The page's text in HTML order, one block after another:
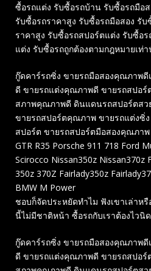
ซื้อรถแต่ง รับซื้อรถบ้าน รับซื้อรถมือ
รับซื้อรถราคาสูง รับซื้อรถมือสอง รั
ราคาสูง รับซื้อรถสปอร์ตแต่ง รับซื้อ
แต่ง รับซื้อรถถูกต้องตามกฎหมายเท่
กู๊ดคาร์รถซิ่ง ขายรถมือสองคุณภาพ
ดี ขายรถแต่งคุณภาพดี ขายรถสปอ
สภาพคุณภาพดี ดินแดนรถสปอร์ตสว
ขายรถสปอร์ตคุณภาพ ขายรถแต่งซิ่
สปอร์ต ขายรถสปอร์ตมือสองคุณภา
GTR R35 Porsche 911 718 Ford
Scirocco Nissan350z Nissan370z
350z 370Z Fairlady350z
BMW M Power
ชอบก็จัดประหยัดทำไม ฟังเขาเล่าห
นี้ไม่มีชาติหน้า ซื้อรถกับเราต้องไวนิ
กู๊ดคาร์รถซิ่ง ขายรถมือสองคุณภาพ
ดี ขายรถแต่งคุณภาพดี ขายรถสปอ